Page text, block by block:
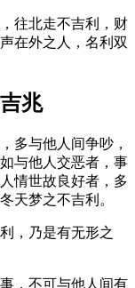
往北走不吉利，财
在外之人，名利双
兆
多与他人间争吵，
与他人交恶者，事
情世故良好者，多
天梦之不吉利。
，乃是有无形之
，不可与他人间有